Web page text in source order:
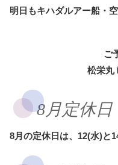
明日もキハダルアー船・
ご
松栄丸
8月定休日
8月の定休日は、12(水)と